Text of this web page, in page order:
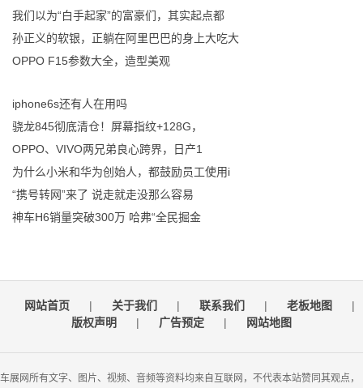
我们以为“白手起家”的富豪们，其实起点都
孙正义的软银，正躺在阿里巴巴的身上大吃大
OPPO F15参数大全，造型美观
iphone6s还有人在用吗
骁龙845彻底清仓！屏幕指纹+128G，
OPPO、VIVO两兄弟良心跨界，日产1
为什么小米和华为创始人，都鼓励员工使用i
“携号转网”来了 说走就走没那么容易
神车H6销量突破300万 哈弗“全民掘金
网站首页 | 关于我们 | 联系我们 | 老板地图
|
版权声明
| 广告预定 | 网站地图
车展网所有文字、图片、视频、音频等资料均来自互联网，不代表本站赞同其观点，